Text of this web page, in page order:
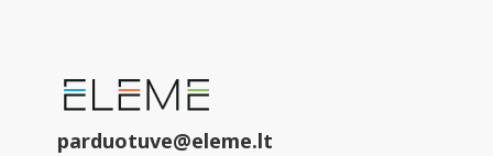
parduotuve@eleme.lt